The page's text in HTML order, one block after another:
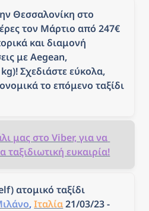
Θεσσαλονίκη στο
τον Μάρτιο από 247€
και διαμονή
με Aegean,
Σχεδιάστε εύκολα,
το επόμενο ταξίδι
μας στο Viber, για να
ταξιδιωτική ευκαιρία!
, Ιταλία 21/03/23 -